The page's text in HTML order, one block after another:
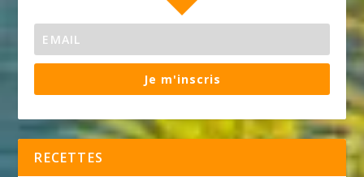
Je m'inscris
RECETTES